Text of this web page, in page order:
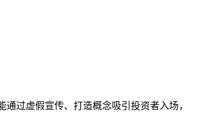
过虚假宣传、打造概念吸引投资者入场，